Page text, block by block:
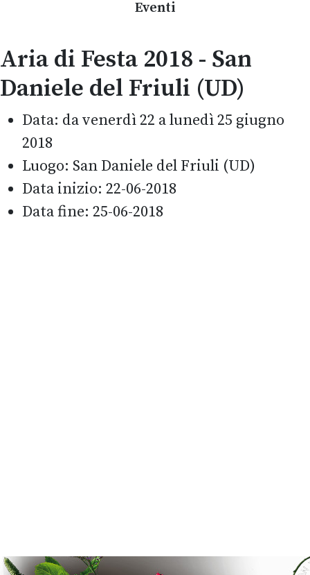
Eventi
Aria di Festa 2018 - San
Daniele del Friuli (UD)
Data: da venerdì 22 a lunedì 25 giugno
2018
Luogo: San Daniele del Friuli (UD)
Data inizio: 22-06-2018
Data fine: 25-06-2018